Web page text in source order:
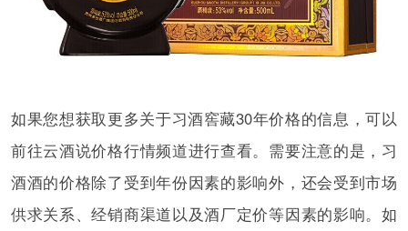
如果您想获取更多关于习酒窖藏30年价格的信息，可以
前往云酒说价格行情频道进行查看。需要注意的是，习
酒酒的价格除了受到年份因素的影响外，还会受到市场
供求关系、经销商渠道以及酒厂定价等因素的影响。如